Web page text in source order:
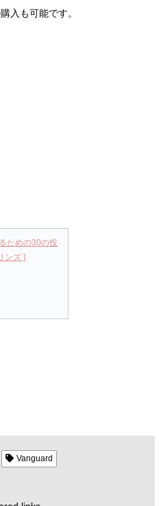
入も可能です。
ための30の投
ンズ ]
Vanguard